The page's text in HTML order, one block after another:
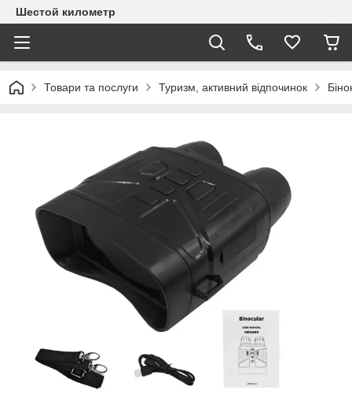
Шестой километр
Товари та послуги Туризм, активний відпочинок